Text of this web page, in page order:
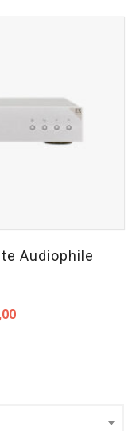
Audiophile
Il